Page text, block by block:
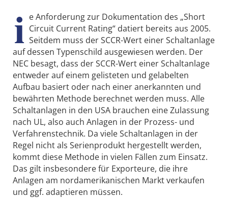
i e Anforderung zur Dokumentation des „Short
Circuit Current Rating“ datiert bereits aus 2005.
Seitdem muss der SCCR-Wert einer Schaltanlage
auf dessen Typenschild ausgewiesen werden. Der
NEC besagt, dass der SCCR-Wert einer Schaltanlage
entweder auf einem gelisteten und gelabelten
Aufbau basiert oder nach einer anerkannten und
bewährten Methode berechnet werden muss. Alle
Schaltanlagen in den USA brauchen eine Zulassung
nach UL, also auch Anlagen in der Prozess- und
Verfahrenstechnik. Da viele Schaltanlagen in der
Regel nicht als Serienprodukt hergestellt werden,
kommt diese Methode in vielen Fällen zum Einsatz.
Das gilt insbesondere für Exporteure, die ihre
Anlagen am nordamerikanischen Markt verkaufen
und ggf. adaptieren müssen.